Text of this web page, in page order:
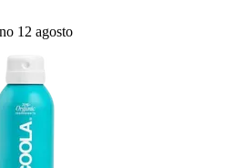
12 agosto